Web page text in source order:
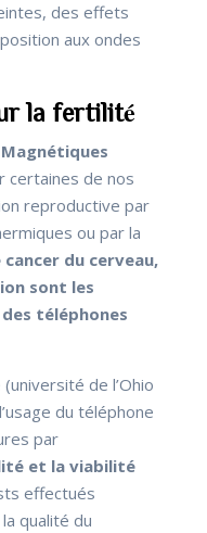
des effets
aux ondes
la fertilité
certaines de nos
reproductive par
ou par la
cancer du cerveau,
sont les
téléphones
de l’Ohio
du téléphone
par
et la viabilité
effectués
qualité du